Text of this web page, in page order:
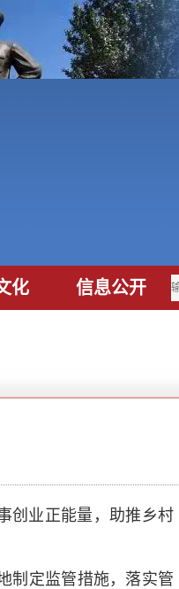
化 信息公开
创业正能量，助推乡村
制定监管措施，落实管